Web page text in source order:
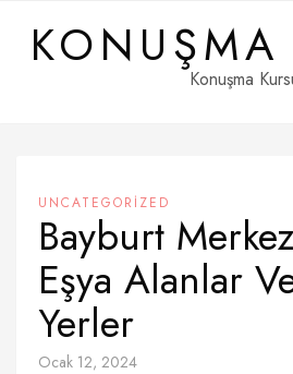
contentKONUŞMA
Konuşma
UNCATEGORIZED
Bayburt
Eşya Alanlar
Yerler
Ocak 12, 2024